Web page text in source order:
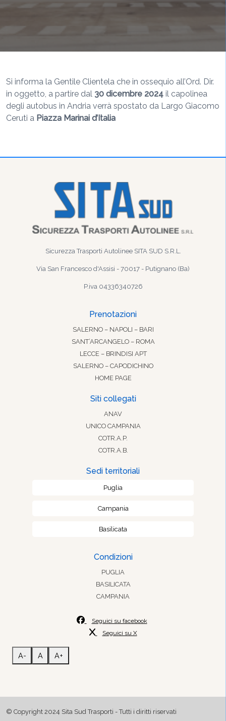
Si informa la Gentile Clientela che in ossequio all’Ord. Dir.
in oggetto, a partire dal 30 dicembre 2024 il capolinea
degli autobus in Andria verrà spostato da Largo Giacomo
Ceruti a Piazza Marinai d’Italia
Sicurezza Trasporti Autolinee SITA SUD S.R.L.
Via San Francesco d'Assisi - 70017 - Putignano (Ba)
P.iva 04336340726
Prenotazioni
SALERNO – NAPOLI – BARI
SANT’ARCANGELO – ROMA
LECCE – BRINDISI APT
SALERNO – CAPODICHINO
HOME PAGE
Siti collegati
ANAV
UNICO CAMPANIA
COTR.A.P.
COTR.A.B.
Sedi territoriali
Puglia
Campania
Basilicata
Condizioni
PUGLIA
BASILICATA
CAMPANIA
Seguici su facebook
Seguici su X
A- A A+
© Copyright 2024 Sita Sud Trasporti - Tutti i diritti riservati